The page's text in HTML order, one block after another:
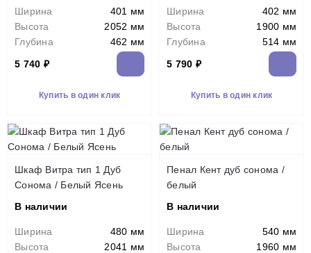
Ширина
401 мм
Высота
2052 мм
Глубина
462 мм
5 740 ₽
Купить в один клик
Ширина
402 мм
Высота
1900 мм
Глубина
514 мм
5 790 ₽
Купить в один клик
Шкаф Витра тип 1 Дуб
Сонома / Белый Ясень
В наличии
Ширина
480 мм
Высота
2041 мм
Пенал Кент дуб сонома /
белый
В наличии
Ширина
540 мм
Высота
1960 мм